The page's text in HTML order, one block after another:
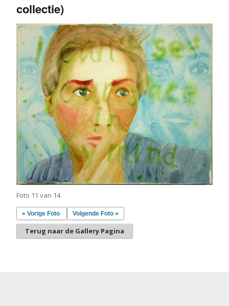
collectie)
Foto 11 van 14
« Vorige Foto Volgende Foto »
Terug naar de Gallery Pagina